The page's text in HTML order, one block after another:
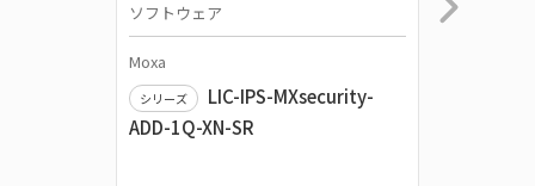
ソフトウェア
Moxa
シリーズ
LIC-IPS-MXsecurity-
ADD-1Q-XN-SR